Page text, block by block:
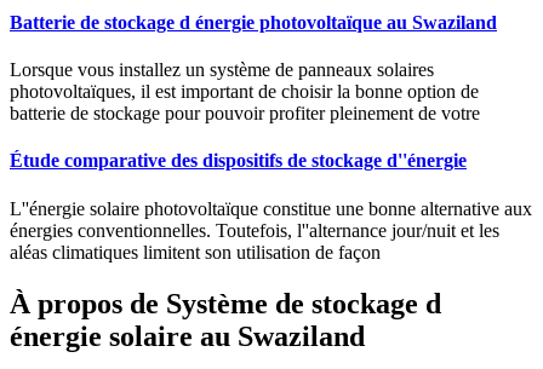
Batterie de stockage d énergie photovoltaïque au Swaziland
Lorsque vous installez un système de panneaux solaires
photovoltaïques, il est important de choisir la bonne option de
batterie de stockage pour pouvoir profiter pleinement de votre
Étude comparative des dispositifs de stockage d''énergie
L''énergie solaire photovoltaïque constitue une bonne alternative aux
énergies conventionnelles. Toutefois, l''alternance jour/nuit et les
aléas climatiques limitent son utilisation de façon
À propos de Système de stockage d
énergie solaire au Swaziland